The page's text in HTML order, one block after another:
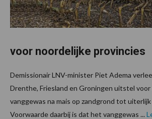
voor noordelijke provincies
Demissionair LNV-minister Piet Adema
Drenthe, Friesland en Groningen uitstel voor
vanggewas na mais op zandgrond tot
Voorwaarde daarbij is dat het vanggewas ...